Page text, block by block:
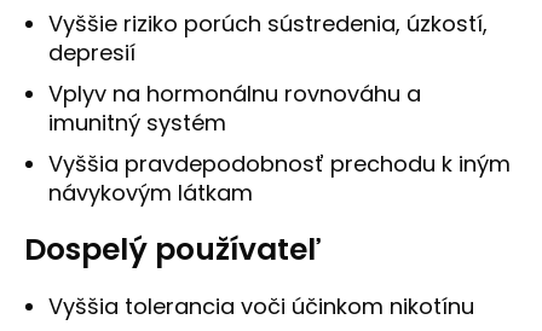
Vyššie riziko porúch sústredenia, úzkostí,
depresií
Vplyv na hormonálnu rovnováhu a
imunitný systém
Vyššia pravdepodobnosť prechodu k iným
návykovým látkam
Dospelý používateľ
Vyššia tolerancia voči účinkom nikotínu